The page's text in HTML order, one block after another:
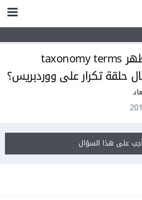
كيف أظهر taxonomy terms
حلقة تكرار على ووردبريس؟
على هذا السؤال